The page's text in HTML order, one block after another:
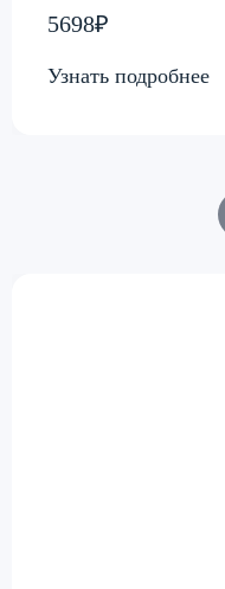
5698₽
Узнать подробнее